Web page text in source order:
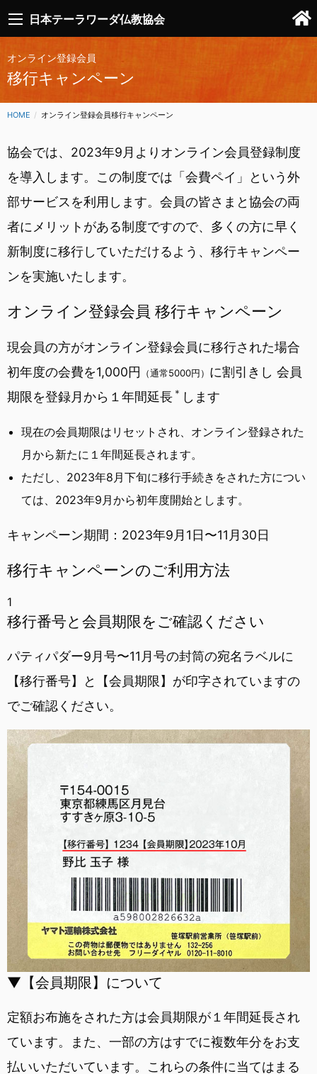
日本テーラワーダ仏教協会
オンライン登録会員
移行キャンペーン
HOME CURRENT:
オンライン登録会員移行キャンペーン
協会では、2023年9月よりオンライン会員登録制度
を導入します。この制度では「会費ペイ」という外
部サービスを利用します。会員の皆さまと協会の両
者にメリットがある制度ですので、多くの方に早く
新制度に移行していただけるよう、移行キャンペー
ンを実施いたします。
オンライン登録会員 移行キャンペーン
現会員の方がオンライン登録会員に移行された場合
初年度の会費を1,000円 （通常5000円） に割引き し 会員
期限を登録月から１年間延長 ＊ します
現在の会員期限はリセットされ、オンライン登録された
月から新たに１年間延長されます。
ただし、 2023年8月下旬に移行手続きをされた方につい
ては、 2023年9月から初年度開始とします。
キャンペーン期間： 2023年9月1日〜11月30日
移行キャンペーンのご利用方法
1
移行番号と会員期限を ご確認ください
パティパダー9月号〜11月号の封筒の宛名ラベルに
【移行番号】と【会員期限】が印字されていますの
でご確認ください。
▼【会員期限】について
定額お布施をされた方は会員期限が１年間延長され
ています。また、一部の方はすでに複数年分をお支
払いいただいています。これらの条件に当てはまる